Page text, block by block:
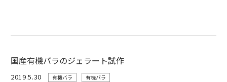
国産有機バラのジェラート試作
2019.5.30 有機バラ 有機バラ